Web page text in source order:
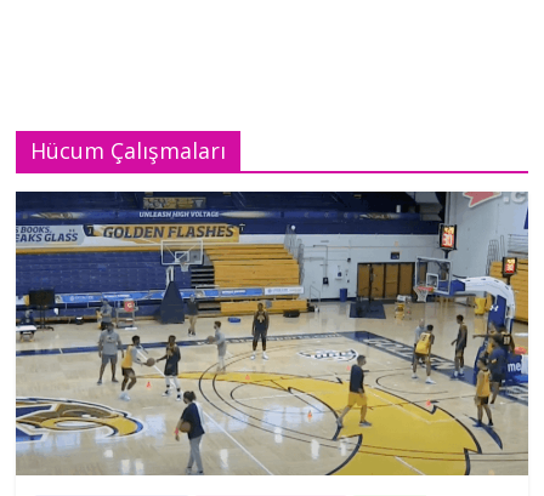
Hücum Çalışmaları